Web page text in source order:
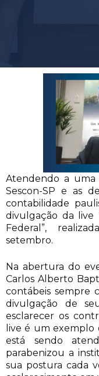
Atendendo a uma
Sescon-SP e as
contabilidade
divulgação da live
Federal”,
setembro.
Na abertura do
Carlos Alberto
contábeis sempre
divulgação de
esclarecer os
live é um exemplo
está sendo
parabenizou a
sua postura cada